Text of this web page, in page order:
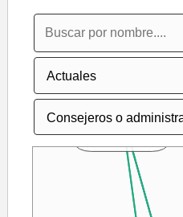
Josep Escofet Grau
Maria Escofet Grau